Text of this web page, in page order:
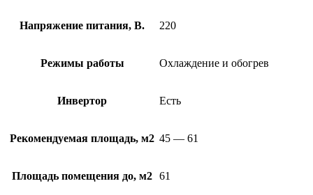
Напряжение питания, В. 220
Режимы работы Охлаждение и обогрев
Инвертор Есть
Рекомендуемая площадь, м2 45 — 61
Площадь помещения до, м2 61